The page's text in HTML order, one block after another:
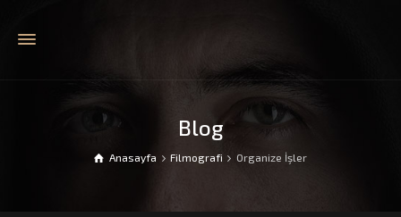
Blog
Anasayfa Filmografi Organize İşler